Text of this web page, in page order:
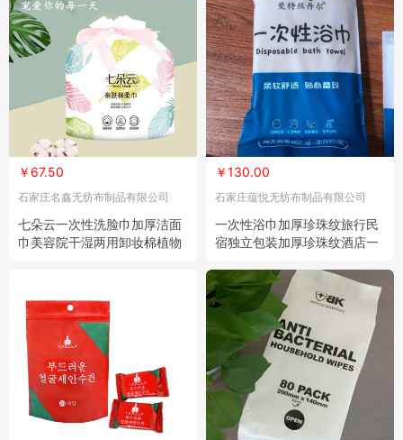
￥67.50
石家庄名鑫无纺布制品有限公司
七朵云一次性洗脸巾加厚洁面
巾美容院干湿两用卸妆棉植物
￥130.00
石家庄蕴悦无纺布制品有限公司
一次性浴巾加厚珍珠纹旅行民
宿独立包装加厚珍珠纹酒店一